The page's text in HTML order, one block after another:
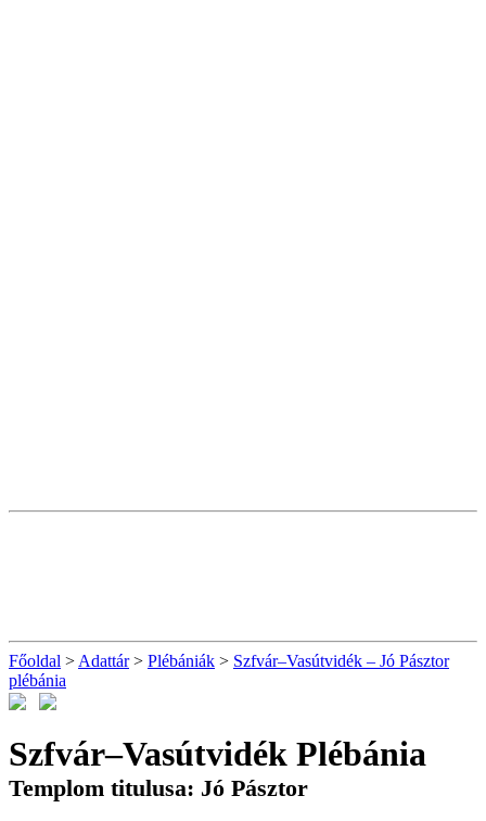
Főoldal > Adattár> Plébániák > Szfvár–Vasútvidék – Jó Pásztor
plébánia
Szfvár–Vasútvidék Plébánia
Templom titulusa: Jó Pásztor